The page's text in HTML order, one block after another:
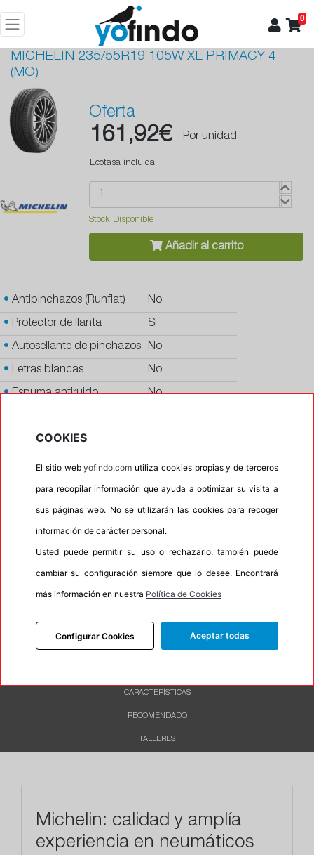
0
MICHELIN 235/55R19 105W XL PRIMACY-4
(MO)
Oferta
161,92€ Por unidad
Ecotasa incluida.
Stock Disponible
Añadir al carrito
• Antipinchazos (Runflat) No
• Protector de llanta Si
• Autosellante de pinchazos No
• Letras blancas No
•Espuma antiruido No
Banda blanca
No
Calidad PREMIUM
P.O.R. No
Oportunidad No
Homologación MERCEDES
Etiqueta energética Información Eprel
INFORMACIÓN
CARACTERÍSTICAS
RECOMENDADO
TALLERES
Michelin: calidad y amplía
experiencia en neumáticos
COOKIES
El sitio webyofindo.com utiliza cookies propias y de terceros
para recopilar información que ayuda a optimizar su visita a
sus páginas web. No se utilizarán las cookies para recoger
información de carácter personal.
Usted puede permitir su uso o rechazarlo, también puede
cambiar su configuración siempre que lo desee. Encontrará
más información en nuestra Política de Cookies
Configurar Cookies Aceptar todas